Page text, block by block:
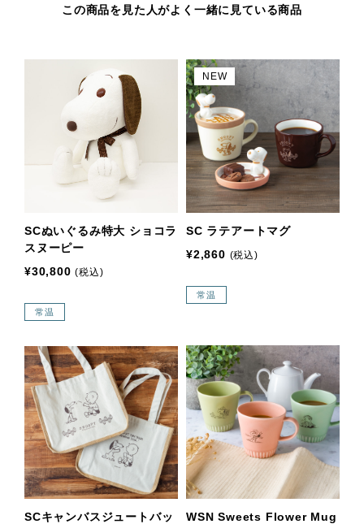
この商品を見た人がよく一緒に見ている商品
SCぬいぐるみ特大 ショコラ
スヌーピー
¥30,800 (税込)
常温
NEW
SC ラテアートマグ
¥2,860 (税込)
常温
SCキャンバスジュートバッ
WSN Sweets Flower Mug